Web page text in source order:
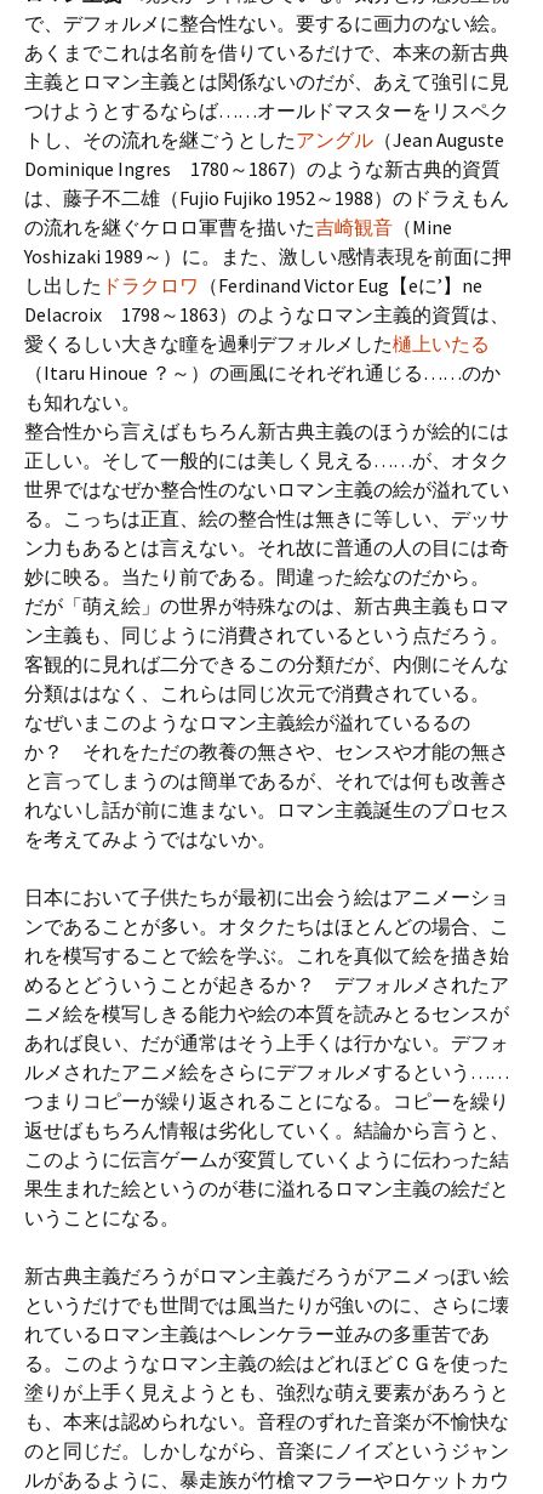
で、デフォルメに整合性ない。要するに画力のない絵。
あくまでこれは名前を借りているだけで、本来の新古典
主義とロマン主義とは関係ないのだが、あえて強引に見
つけようとするならば……オールドマスターをリスペク
トし、その流れを継ごうとしたアングル （Jean Auguste
Dominique Ingres 1780～1867）のような新古典的資質
は、藤子不二雄（Fujio Fujiko 1952～1988）のドラえもん
の流れを継ぐケロロ軍曹を描いた吉崎観音 （Mine
Yoshizaki 1989～）に。また、激しい感情表現を前面に押
し出した ドラクロワ （Ferdinand Victor Eug【eに’】ne
Delacroix 1798～1863）のようなロマン主義的資質は、
愛くるしい大きな瞳を過剰デフォルメした樋上いたる
（Itaru Hinoue ？～）の画風にそれぞれ通じる……のか
も知れない。
整合性から言えばもちろん新古典主義のほうが絵的には
正しい。そして一般的には美しく見える……が、オタク
世界ではなぜか整合性のないロマン主義の絵が溢れてい
る。こっちは正直、絵の整合性は無きに等しい、デッサ
ン力もあるとは言えない。それ故に普通の人の目には奇
妙に映る。当たり前である。間違った絵なのだから。
だが「萌え絵」の世界が特殊なのは、新古典主義もロマ
ン主義も、同じように消費されているという点だろう。
客観的に見れば二分できるこの分類だが、内側にそんな
分類ははなく、これらは同じ次元で消費されている。
なぜいまこのようなロマン主義絵が溢れているるの
か？ それをただの教養の無さや、センスや才能の無さ
と言ってしまうのは簡単であるが、それでは何も改善さ
れないし話が前に進まない。ロマン主義誕生のプロセス
を考えてみようではないか。
日本において子供たちが最初に出会う絵はアニメーショ
ンであることが多い。オタクたちはほとんどの場合、こ
れを模写することで絵を学ぶ。これを真似て絵を描き始
めるとどういうことが起きるか？ デフォルメされたア
ニメ絵を模写しきる能力や絵の本質を読みとるセンスが
あれば良い、だが通常はそう上手くは行かない。デフォ
ルメされたアニメ絵をさらにデフォルメするという……
つまりコピーが繰り返されることになる。コピーを繰り
返せばもちろん情報は劣化していく。結論から言うと、
このように伝言ゲームが変質していくように伝わった結
果生まれた絵というのが巷に溢れるロマン主義の絵だと
いうことになる。
新古典主義だろうがロマン主義だろうがアニメっぽい絵
というだけでも世間では風当たりが強いのに、さらに壊
れているロマン主義はヘレンケラー並みの多重苦であ
る。このようなロマン主義の絵はどれほどＣＧを使った
塗りが上手く見えようとも、強烈な萌え要素があろうと
も、本来は認められない。音程のずれた音楽が不愉快な
のと同じだ。しかしながら、音楽にノイズというジャン
ルがあるように、暴走族が竹槍マフラーやロケットカウ